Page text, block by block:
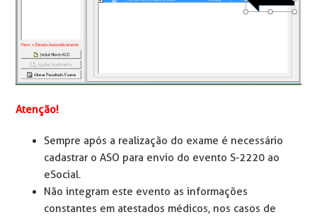
Atenção!
Sempre após a realização do exame é necessário
cadastrar o ASO para envio do evento S-2220 ao
eSocial.
Não integram este evento as informações
constantes em atestados médicos, nos casos de